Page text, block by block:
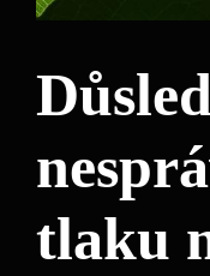
tlaku